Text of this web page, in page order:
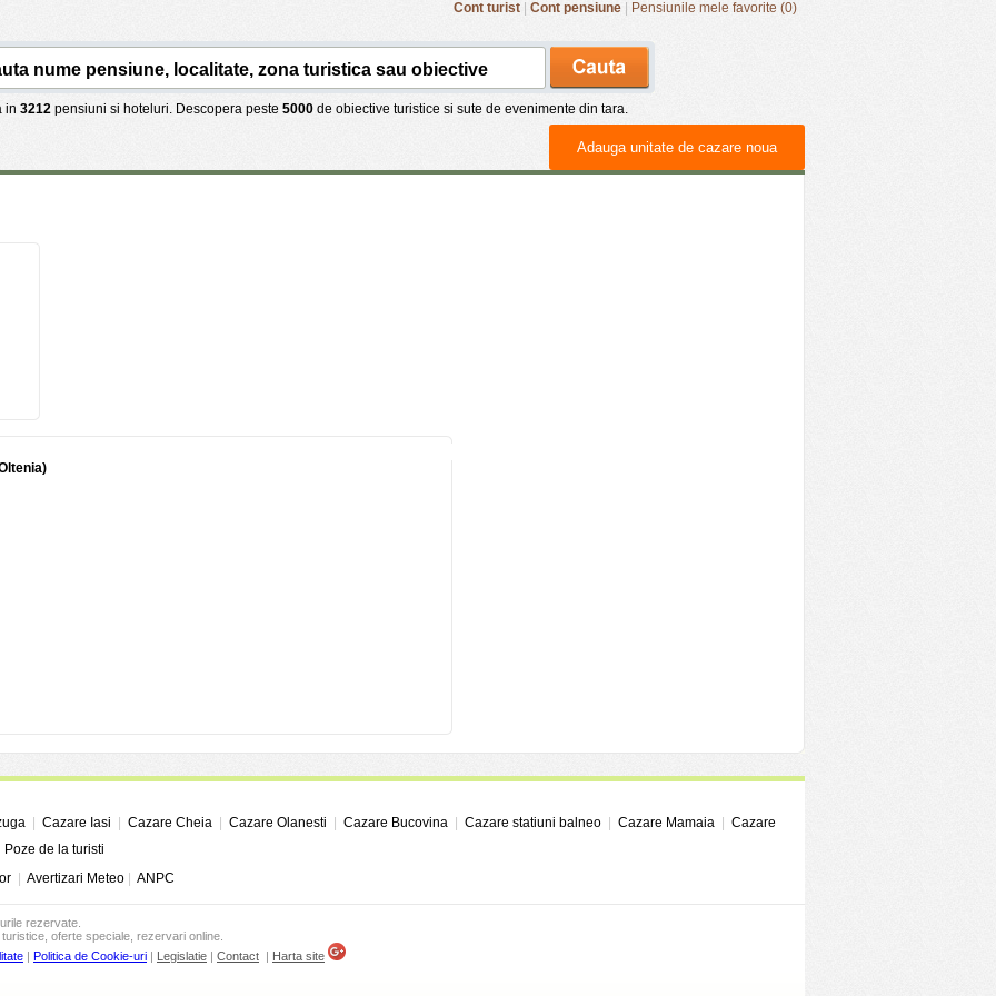
Cont turist Cont pensiune Pensiunile mele favorite (0)
in 3212 pensiuni si hoteluri. Descopera peste 5000 de obiective turistice si sute de evenimente din tara.
Adauga unitate de cazare noua
Cazare Iasi Cazare Cheia Cazare Olanesti Cazare Bucovina Cazare statiuni balneo Cazare Mamaia
Cazare
Poze de la turisti
Avertizari Meteo ANPC
rezervate.
oferte speciale, rezervari online.
| Politica de Cookie-uri | Legislatie | Contact | Harta site